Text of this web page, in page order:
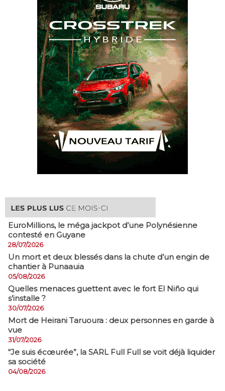
EuroMillions, ​le méga jackpot d’une Polynésienne
contesté en Guyane
28/07/2026
​Un mort et deux blessés dans la chute d’un engin de
chantier à Punaauia
05/08/2026
Quelles menaces guettent avec le fort El Niño qui
s’installe ?
30/07/2026
Mort de Heirani Taruoura : deux personnes en garde à
vue
31/07/2026
​“Je suis écœurée”, la SARL Full Full se voit déjà liquider
sa société
04/08/2026